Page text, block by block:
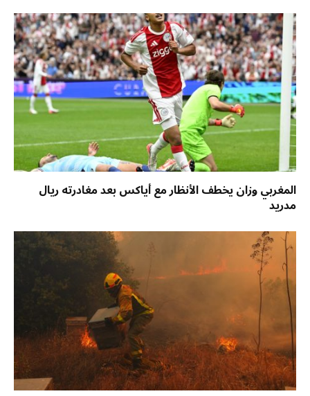
المغربي وزان يخطف الأنظار مع أياكس بعد مغادرته ريال
مدريد